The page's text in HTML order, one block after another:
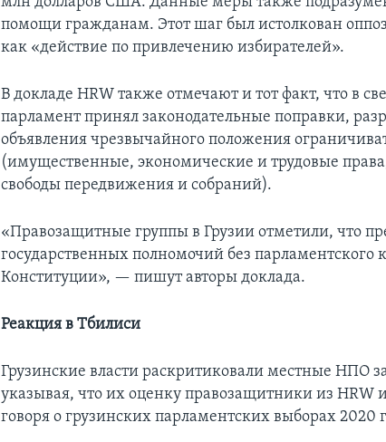
помощи гражданам. Этот шаг был истолкован
как «действие по привлечению избирателей».
В докладе HRW также отмечают и тот факт, что в
парламент принял законодательные поправки,
объявления чрезвычайного положения
(имущественные, экономические и трудовые
свободы передвижения и собраний).
«Правозащитные группы в Грузии отметили, что
государственных полномочий без парламентского
Конституции», — пишут авторы доклада.
Реакция в Тбилиси
Грузинские власти раскритиковали местные НПО
указывая, что их оценку правозащитники из HRW
говоря о грузинских парламентских выборах 2020